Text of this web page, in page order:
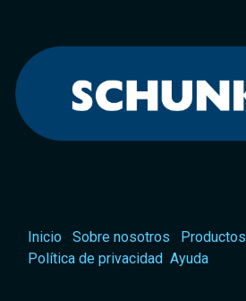
Inicio Sobre nosotros Productos
Política de privacidad Ayuda